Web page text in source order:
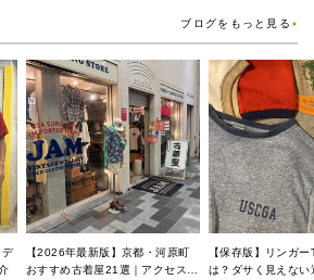
ブログをもっと見る
デ
【2026年最新版】京都・河原町
おすすめ古着屋21選｜アクセス良
【保存版】リンガ
は？ダサく見えない